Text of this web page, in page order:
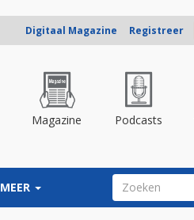
Digitaal Magazine Registreer
Magazine Podcasts
MEER ZOEKVELD